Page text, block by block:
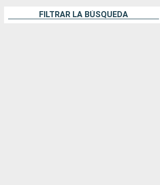
FILTRAR LA BÚSQUEDA